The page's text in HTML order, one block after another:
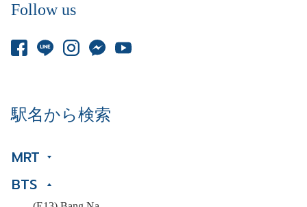
Follow us
駅名から検索
MRT
BTS